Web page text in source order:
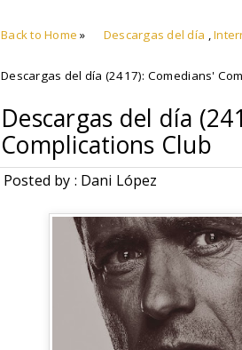
Back to Home » Descargas del día ,
Descargas del día (2417): Comedians'
Descargas del día
Complications Club
Posted by : Dani López